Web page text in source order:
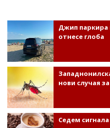
Джип паркира
отнесе глоба
нови случая
Седем